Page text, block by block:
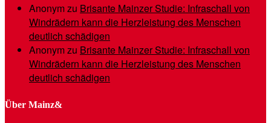
Anonymzu Brisante Mainzer Studie: Infraschall von
Windrädern kann die Herzleistung des Menschen
deutlich schädigen
Anonymzu Brisante Mainzer Studie: Infraschall von
Windrädern kann die Herzleistung des Menschen
deutlich schädigen
Über Mainz&